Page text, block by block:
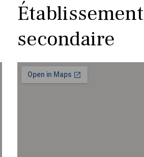
Établissement
secondaire